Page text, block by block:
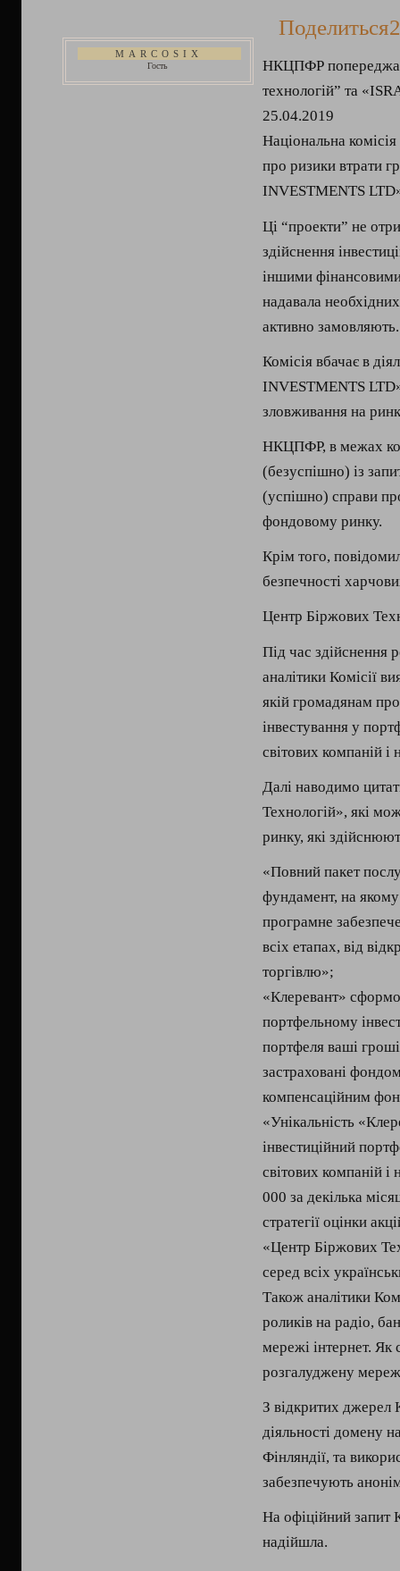
Поделиться
MARCOSIX
Гость
НКЦПФР попереджає
технологій” та
25.04.2019
Національна
про ризики втрати
INVESTMENTS
Ці “проекти” не
здійснення
іншими
надавала
активно замовляють.
Комісія вбачає в
INVESTMENTS
зловживання на
НКЦПФР, в межах
(безуспішно) із
(успішно) справи
фондовому ринку.
Крім того,
безпечності
Центр Біржових
Під час здійснення
аналітики Комісії
якій громадянам
інвестування у
світових компаній і
Далі наводимо
Технологій», які
ринку, які
«Повний пакет
фундамент, на якому
програмне
всіх етапах, від
торгівлю»;
«Клеревант»
портфельному
портфеля ваші
застраховані
компенсаційним
«Унікальність
інвестиційний
світових компаній
000 за декілька
стратегії оцінки
«Центр Біржових
серед всіх
Також аналітики
роликів на радіо,
мережі інтернет. Як
розгалуджену
З відкритих джерел
діяльності домену
Фінляндії, та
забезпечують
На офіційний запит
надійшла.